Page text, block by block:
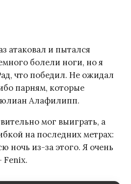
атаковал и пытался
болели ноги, но я
что победил. Не ожидал
парням, которые
Алафилипп.
мог выиграть, а
на последних метрах:
ночь из-за этого. Я очень
Fenix.